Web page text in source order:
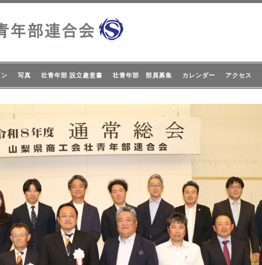
写真 壮青年部 設立趣意書 壮青年部 部員募集 カレンダー アクセス